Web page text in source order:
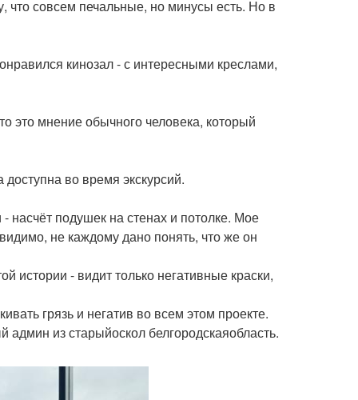
что совсем печальные, но минусы есть. Но в
кинозал - с интересными креслами,
это мнение обычного человека, который
во время экскурсий.
насчёт подушек на стенах и потолке. Мое
не каждому дано понять, что же он
истории - видит только негативные краски,
грязь и негатив во всем этом проекте.
из старыйоскол белгородскаяобласть.